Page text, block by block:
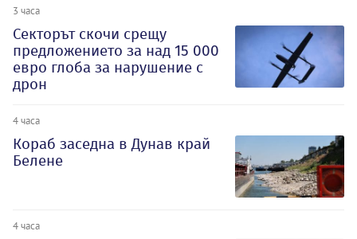
3 часа
Секторът скочи срещу
предложението за над 15 000
евро глоба за нарушение с
дрон
4 часа
Кораб заседна в Дунав край
Белене
4 часа